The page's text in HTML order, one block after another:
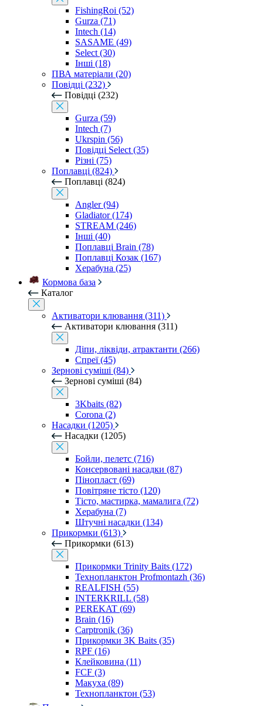
FishingRoi (52)
Gurza (71)
Intech (14)
SASAME (49)
Select (30)
Інші (18)
ПВА матеріали (20)
Повідці (232)
Повідці (232)
Gurza (59)
Intech (7)
Ukrspin (56)
Повідці Select (35)
Різні (75)
Поплавці (824)
Поплавці (824)
Angler (94)
Gladiator (174)
STREAM (246)
Інші (40)
Поплавці Brain (78)
Поплавці Козак (167)
Херабуна (25)
Кормова база
Каталог
Активатори клювання (311)
Активатори клювання (311)
Діпи, ліквіди, атрактанти (266)
Спреї (45)
Зернові суміші (84)
Зернові суміші (84)
3Kbaits (82)
Corona (2)
Насадки (1205)
Насадки (1205)
Бойли, пелетс (716)
Консервовані насадки (87)
Пінопласт (69)
Повітряне тісто (120)
Тісто, мастирка, мамалига (72)
Херабуна (7)
Штучні насадки (134)
Прикормки (613)
Прикормки (613)
Прикормки Trinity Baits (172)
Технопланктон Profmontazh (36)
REALFISH (55)
INTERKRILL (58)
PEREKAT (69)
Brain (16)
Carptronik (36)
Прикормки 3K Baits (35)
RPF (16)
Клейковина (11)
FCF (3)
Макуха (89)
Технопланктон (53)